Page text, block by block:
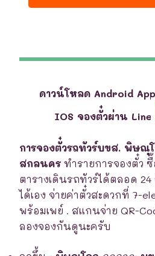
ดาวน์โหลด Android
IOS จองตั๋วผ่าน Line
การจองตั๋วรถทัวร์บขส. พิษ
สกลนคร ทำรายการจองตั๋ว
ตารางเดินรถทัวร์ได้ตลอด
ได้เอง จ่ายค่าตั๋วสะดวกที่ 7-
พร้อมเพย์ . สแกนจ่าย QR-
ลองจองกันดูนะครับ